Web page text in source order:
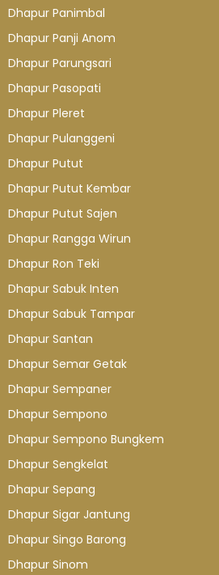
Dhapur Panimbal
Dhapur Panji Anom
Dhapur Parungsari
Dhapur Pasopati
Dhapur Pleret
Dhapur Pulanggeni
Dhapur Putut
Dhapur Putut Kembar
Dhapur Putut Sajen
Dhapur Rangga Wirun
Dhapur Ron Teki
Dhapur Sabuk Inten
Dhapur Sabuk Tampar
Dhapur Santan
Dhapur Semar Getak
Dhapur Sempaner
Dhapur Sempono
Dhapur Sempono Bungkem
Dhapur Sengkelat
Dhapur Sepang
Dhapur Sigar Jantung
Dhapur Singo Barong
Dhapur Sinom